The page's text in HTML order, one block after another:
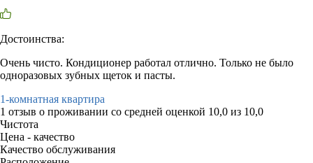
Достоинства:
Очень чисто. Кондиционер работал отлично. Только не было
одноразовых зубных щеток и пасты.
1-комнатная квартира
1 отзыв о проживании со средней оценкой 10,0 из 10,0
Чистота
Цена - качество
Качество обслуживания